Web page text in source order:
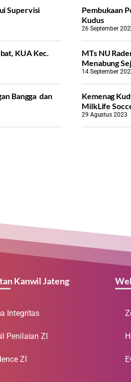
Supervisi
Pembukaan
Kudus
26 September
KUA Kec.
MTs NU
Menabung
14 September
Bangga dan
Kemenag
MilkLife
29 Agustus 2023
Kanwil Jateng
Integritas
Penilaian ZI
ZI